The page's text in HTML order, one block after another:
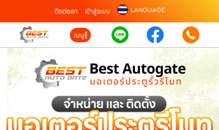
ติดต่อเรา เข้าสู่ระบบ LANGUAGE
เมนู